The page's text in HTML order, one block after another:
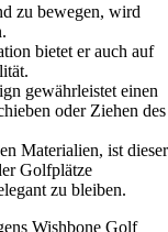
zu bewegen, wird
bietet er auch auf
gewährleistet einen
oder Ziehen des
Materialien, ist dieser
Golfplätze
zu bleiben.
Wishbone Golf